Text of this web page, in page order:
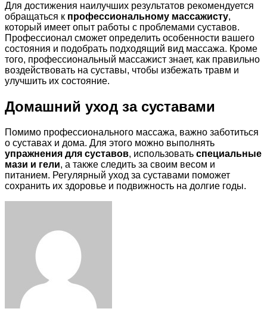
Для достижения наилучших результатов рекомендуется
обращаться к профессиональному массажисту,
который имеет опыт работы с проблемами суставов.
Профессионал сможет определить особенности вашего
состояния и подобрать подходящий вид массажа. Кроме
того, профессиональный массажист знает, как правильно
воздействовать на суставы, чтобы избежать травм и
улучшить их состояние.
Домашний уход за суставами
Помимо профессионального массажа, важно заботиться
о суставах и дома. Для этого можно выполнять
упражнения для суставов, использовать специальные
мази и гели, а также следить за своим весом и
питанием. Регулярный уход за суставами поможет
сохранить их здоровье и подвижность на долгие годы.